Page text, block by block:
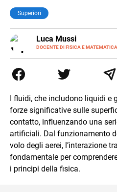
Superiori
Luca Mussi
DOCENTE DI FISICA E MATEMATICA
LINKEDIN
ALTRI
SITI
supporto allo studio con
Appassionato di cucina,
imparare.
I fluidi, che includono liquidi e
forze significative sulle
contatto, influenzando una
artificiali. Dal funzionamento
volo degli aerei, l’interazione
fondamentale per
i principi della fisica.